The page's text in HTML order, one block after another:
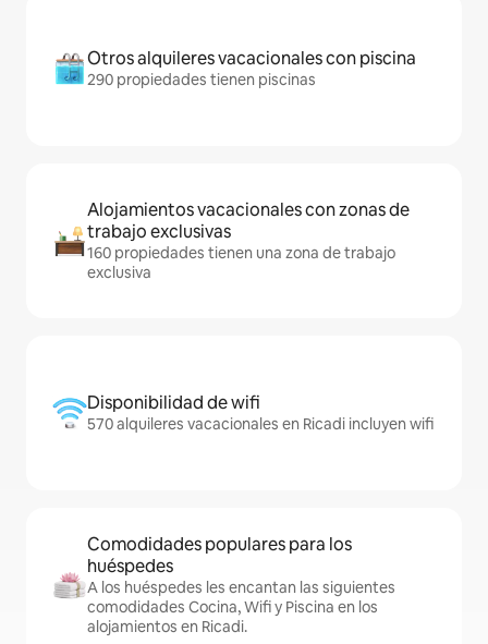
Otros alquileres vacacionales con piscina
290 propiedades tienen piscinas
Alojamientos vacacionales con zonas de
trabajo exclusivas
160 propiedades tienen una zona de trabajo
exclusiva
Disponibilidad de wifi
570 alquileres vacacionales en Ricadi incluyen wifi
Comodidades populares para los
huéspedes
A los huéspedes les encantan las siguientes
comodidades Cocina, Wifi y Piscina en los
alojamientos en Ricadi.